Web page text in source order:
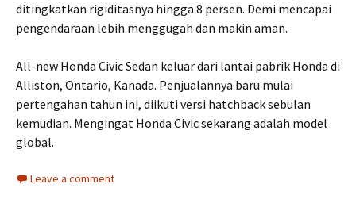
ditingkatkan rigiditasnya hingga 8 persen. Demi mencapai
pengendaraan lebih menggugah dan makin aman.
All-new Honda Civic Sedan keluar dari lantai pabrik Honda di
Alliston, Ontario, Kanada. Penjualannya baru mulai
pertengahan tahun ini, diikuti versi hatchback sebulan
kemudian. Mengingat Honda Civic sekarang adalah model
global.
Leave a comment